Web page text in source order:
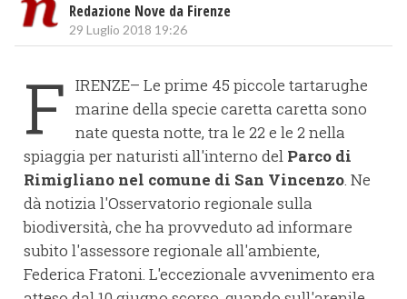
Redazione Nove da Firenze
29 Luglio 2018 19:26
F IRENZE– Le prime 45 piccole tartarughe
marine della specie caretta caretta sono
nate questa notte, tra le 22 e le 2 nella
spiaggia per naturisti all'interno del Parco di
Rimigliano nel comune di San Vincenzo. Ne
dà notizia l'Osservatorio regionale sulla
biodiversità, che ha provveduto ad informare
subito l'assessore regionale all'ambiente,
Federica Fratoni. L'eccezionale avvenimento era